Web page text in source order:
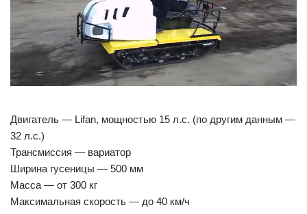
Двигатель — Lifan, мощностью 15 л.с. (по другим данным —
32 л.с.)
Трансмиссия — вариатор
Ширина гусеницы — 500 мм
Масса — от 300 кг
Максимальная скорость — до 40 км/ч